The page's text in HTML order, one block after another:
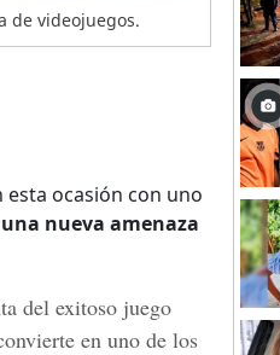
de videojuegos.
ocasión con uno
nueva amenaza
del exitoso juego
en uno de los